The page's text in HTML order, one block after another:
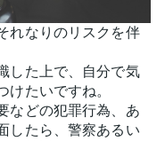
れなりのリスクを伴
した上で、自分で気
けたいですね。
などの犯罪行為、あ
したら、警察あるい